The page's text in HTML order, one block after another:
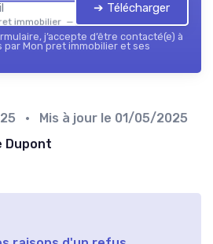
immobilier — 2026
➔ Télécharger
j’accepte d’être contacté(e) à
par Mon pret immobilier et ses
• Mis à jour le 01/05/2025
Dupont